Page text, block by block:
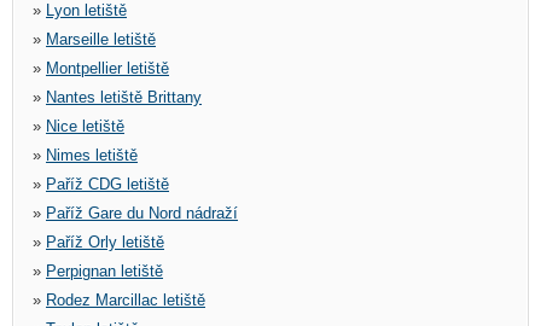
» Lyon letiště
» Marseille letiště
» Montpellier letiště
» Nantes letiště Brittany
» Nice letiště
» Nimes letiště
» Paříž CDG letiště
» Paříž Gare du Nord nádraží
» Paříž Orly letiště
» Perpignan letiště
» Rodez Marcillac letiště